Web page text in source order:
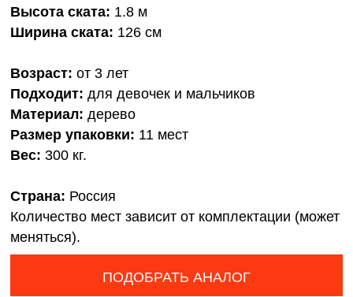
Высота ската: 1.8 м
Ширина ската: 126 см
Возраст: от 3 лет
Подходит: для девочек и мальчиков
Материал: дерево
Размер упаковки: 11 мест
Вес: 300 кг.
Страна: Россия
Количество мест зависит от комплектации (может
меняться).
ПОДОБРАТЬ АНАЛОГ